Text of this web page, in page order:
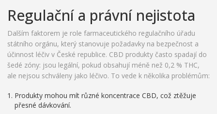
Regulační a právní nejistota
Dalším faktorem je role farmaceutického regulačního úřadu
státního orgánu, který stanovuje požadavky na bezpečnost a
účinnost léčiv v České republice. CBD produkty často spadají do
šedé zóny: jsou legální, pokud obsahují méně než 0,2 % THC,
ale nejsou schváleny jako léčivo. To vede k několika problémům:
Produkty mohou mít různé koncentrace CBD, což ztěžuje
přesné dávkování.